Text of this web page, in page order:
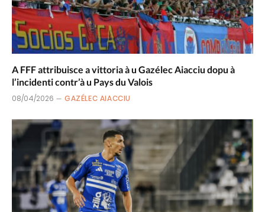
A FFF attribuisce a vittoria à u Gazélec Aiacciu dopu à
l’incidenti contr’à u Pays du Valois
08/04/2026 GAZÉLEC AIACCIU